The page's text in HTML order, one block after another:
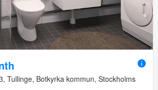
Tullinge, Botkyrka kommun, Stockholms